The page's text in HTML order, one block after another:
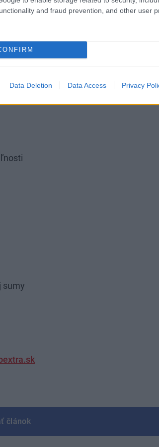
and fraud prevention, and other user
Data Deletion Data Access Privacy
pripoistení môžete získať zľavu
sumy
článok